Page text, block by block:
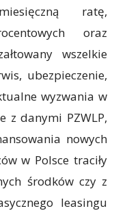
ratę,
oraz
wszelkie
ubezpieczenie,
wyzwania w
z danymi PZWLP,
nowych
w Polsce traciły
środków czy z
leasingu